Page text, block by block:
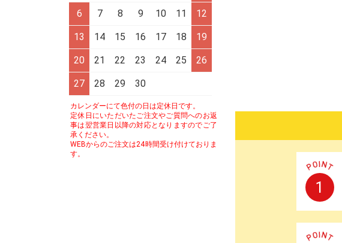
6 7 8 9 10 11 12
13 14 15 16 17 18 19
20 21 22 23 24 25 26
27 28 29 30
カレンダーにて色付の日は定休日です。
定休日にいただいたご注文やご質問へのお返
事は翌営業日以降の対応となりますのでご了
承ください。
WEBからのご注文は24時間受け付けておりま
す。
1